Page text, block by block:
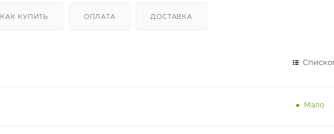
КАК КУПИТЬ ОПЛАТА ДОСТАВКА
Мало